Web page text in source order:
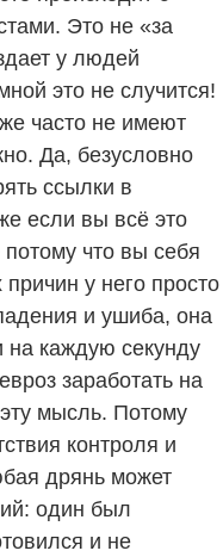
Это не «за
у людей
это не случится!
часто не имеют
Да, безусловно
ссылки в
если вы всё это
что вы себя
у него просто
и ушиба, она
на каждую секунду
заработать на
мысль. Потому
контроля и
дрянь может
один был
и не